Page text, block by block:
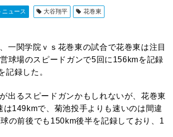
ュース 大谷翔平 花巻東
関学院ｖｓ花巻東の試合で花巻東は注目
球場のスピードガンで5回に156kmを記録
記録した。
るスピードガンかもしれないが、花巻東
149kmで、菊池投手よりも速いのは間違
の前後でも150km後半を記録しており、1